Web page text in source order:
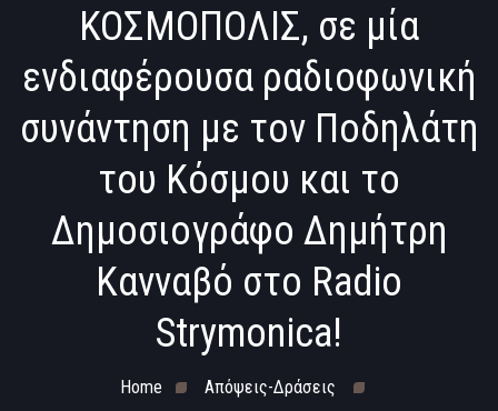
ΚΟΣΜΟΠΟΛΙΣ, σε μία
ενδιαφέρουσα ραδιοφωνική
συνάντηση με τον Ποδηλάτη
του Κόσμου και το
Δημοσιογράφο Δημήτρη
Κανναβό στο Radio
Strymonica!
Home
Απόψεις-Δράσεις